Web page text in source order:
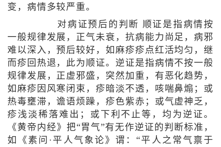
变，病情多较严重。
对病证预后的判断 顺证是指病情按
一般规律发展，正气未衰，抗病能力尚足，病邪
难以深入，预后较好，如麻疹疹点红活均匀，继
而疹回热退，此为顺证。逆证是指病情不按一般
规律发展，正虚邪盛，突然加重，有恶化趋势，
如麻疹因风寒闭束，疹暗淡不透，咳喘鼻煽；或
热毒壅滞，谵语烦躁，疹色紫赤；或气虚神乏，
疹浅淡稀落难出；或下利不止等，均为逆证。
《黄帝内经》把“胃气”有无作逆证的判断标准，
如《素问·平人气象论》谓：“平人之常气禀于